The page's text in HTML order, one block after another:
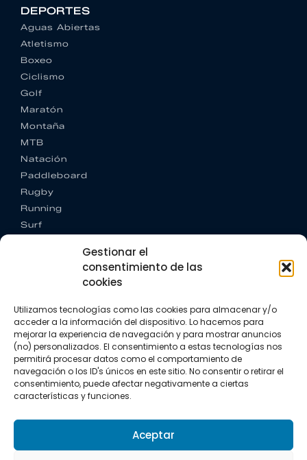
Gestionar el
consentimiento de las
cookies
Utilizamos tecnologías como las cookies para almacenar y/o
acceder a la información del dispositivo. Lo hacemos para
mejorar la experiencia de navegación y para mostrar anuncios
(no) personalizados. El consentimiento a estas tecnologías nos
permitirá procesar datos como el comportamiento de
navegación o los ID's únicos en este sitio. No consentir o retirar el
consentimiento, puede afectar negativamente a ciertas
características y funciones.
Aceptar
DEPORTES
Aguas Abiertas
Atletismo
Boxeo
Ciclismo
Golf
Maratón
Montaña
MTB
Natación
Paddleboard
Rugby
Running
Surf
CONTACTO
+34 662 342 177
info@vkssport.com
SÍGUENOS
Política de privacidad
Política de cookies